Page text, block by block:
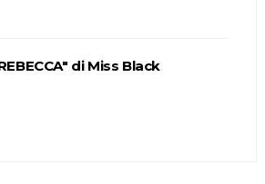
di Miss Black